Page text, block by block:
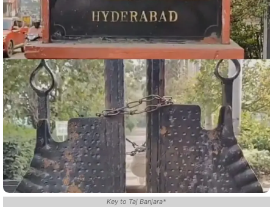
Key to Taj Banjara*